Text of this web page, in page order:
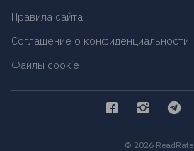
Правила сайта
Соглашение о конфиденциальности
Файлы cookie
© 2026 ReadRate